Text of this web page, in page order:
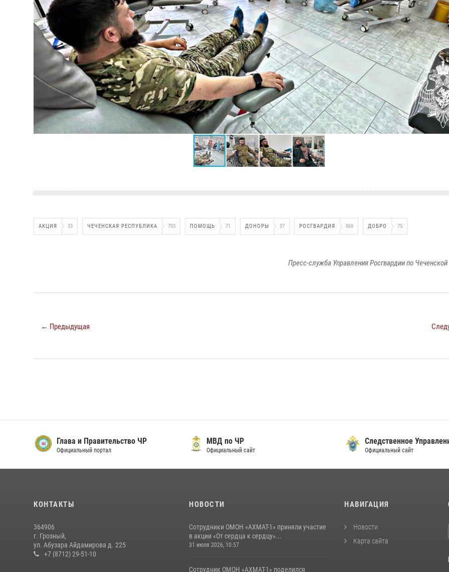
АКЦИЯ 33 ЧЕЧЕНСКАЯ РЕСПУБЛИКА 793 ПОМОЩЬ 71 ДОНОРЫ 37 РОСГВАРДИЯ 869 ДОБРО 75
Пресс-служба Управления Росгвардии по
← Предыдущая
Глава и Правительство ЧР
Официальный портал
МВД по ЧР
Официальный сайт
Следственное
Официальный сайт
КОНТАКТЫ
364906
г. Грозный,
ул. Абузара Айдамирова д. 225
+7 (8712) 29-51-10
НОВОСТИ
Сотрудники ОМОН «АХМАТ-1» приняли участие
в акции «От сердца к сердцу»...
31 июля 2026, 10:57
Сотрудник ОМОН «АХМАТ-1» поделился
НАВИГАЦИЯ
Новости
Карта сайта